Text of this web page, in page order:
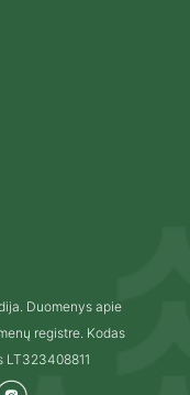
Duomenys apie
registre. Kodas
LT323408811